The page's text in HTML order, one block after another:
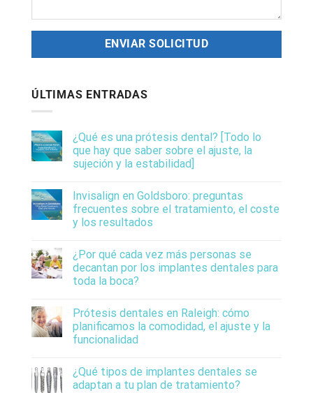
ÚLTIMAS ENTRADAS
¿Qué es una prótesis dental? [Todo lo
que hay que saber sobre el ajuste, la
sujeción y la estabilidad]
Invisalign en Goldsboro: preguntas
frecuentes sobre el tratamiento, el coste
y los resultados
¿Por qué cada vez más personas se
decantan por los implantes dentales para
toda la boca?
Prótesis dentales en Raleigh: cómo
planificamos la comodidad, el ajuste y la
funcionalidad
¿Qué tipos de implantes dentales se
adaptan a tu plan de tratamiento?